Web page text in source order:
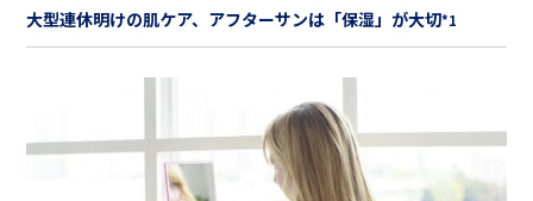
大型連休明けの肌ケア、アフターサンは「保湿」が大切*1